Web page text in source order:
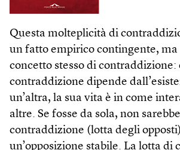
Questa molteplicità di
un fatto empirico contingente,
concetto stesso di contraddizione:
contraddizione dipende
un’altra, la sua vita è in come
altre. Se fosse da sola, non
contraddizione (lotta degli
un’opposizione stabile. La lotta di